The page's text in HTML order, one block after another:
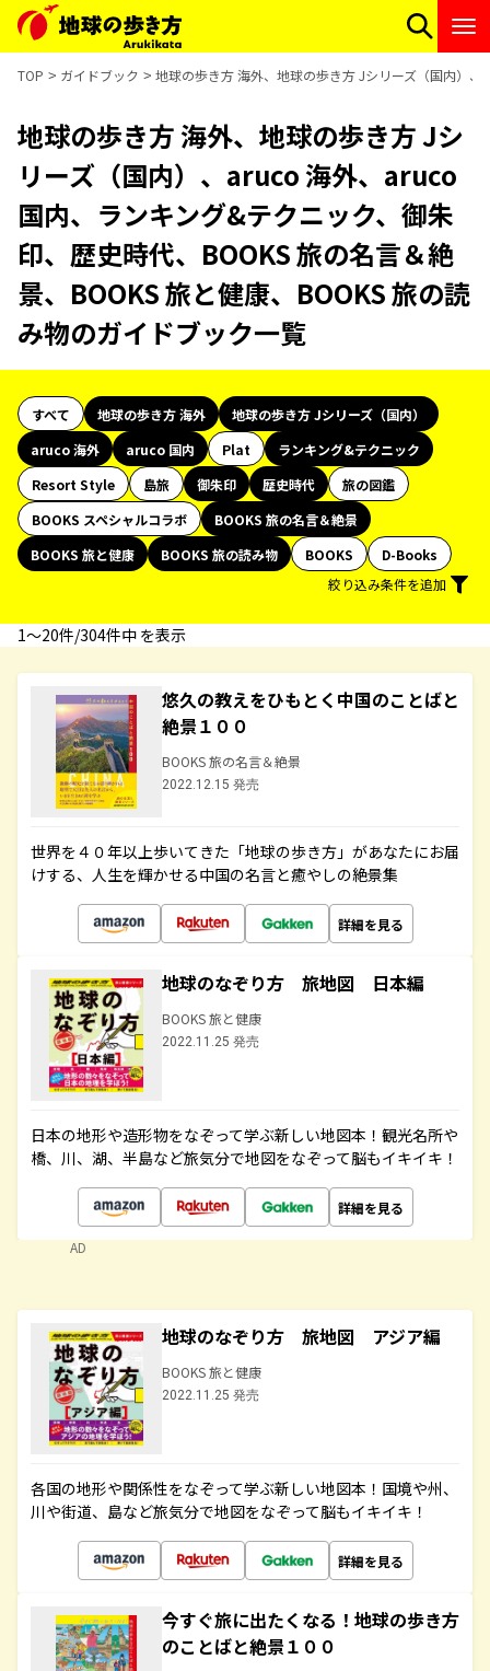
TOP ガイドブック 地球の歩き方 海外、地球の歩き方 Jシリーズ（国内）
地球の歩き方 海外、地球の歩き方 Jシ
リーズ（国内）、aruco 海外、aruco
国内、ランキング&テクニック、御朱
印、歴史時代、BOOKS 旅の名言＆絶
景、BOOKS 旅と健康、BOOKS 旅の読
み物のガイドブック一覧
すべて 地球の歩き方 海外
地球の歩き方 Jシリーズ（国内）
aruco 海外
aruco 国内 Plat
ランキング&テクニック
Resort Style
島旅 御朱印 歴史時代
旅の図鑑
BOOKS スペシャルコラボ
BOOKS 旅の名言＆絶景
BOOKS 旅と健康
BOOKS 旅の読み物 BOOKS
D-Books
絞り込み条件を追加
1〜20件/304件中 を表示
悠久の教えをひもとく中国のことばと
絶景１００
BOOKS 旅の名言＆絶景
2022.12.15 発売
世界を４０年以上歩いてきた「地球の歩き方」があなたにお届
けする、人生を輝かせる中国の名言と癒やしの絶景集
詳細を見る
地球のなぞり方 旅地図 日本編
BOOKS 旅と健康
2022.11.25 発売
日本の地形や造形物をなぞって学ぶ新しい地図本！観光名所や
橋、川、湖、半島など旅気分で地図をなぞって脳もイキイキ！
詳細を見る
AD
地球のなぞり方 旅地図 アジア編
BOOKS 旅と健康
2022.11.25 発売
各国の地形や関係性をなぞって学ぶ新しい地図本！国境や州、
川や街道、島など旅気分で地図をなぞって脳もイキイキ！
詳細を見る
今すぐ旅に出たくなる！地球の歩き方
のことばと絶景１００